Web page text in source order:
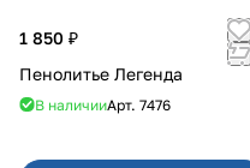
1 850 ₽
Пенолитье Легенда
В наличииАрт. 7476